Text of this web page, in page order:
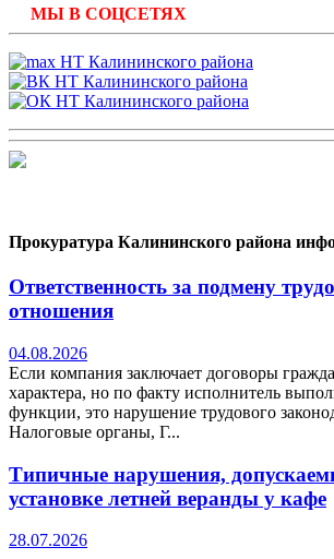
МЫ В СОЦСЕТЯХ
Прокуратура Калининского района
Ответственность за подмену
отношения
04.08.2026
Если компания заключает договоры
характера, но по факту исполнитель
функции, это нарушение трудового
Налоговые органы, Г...
Типичные нарушения,
установке летней веранды у кафе
28.07.2026